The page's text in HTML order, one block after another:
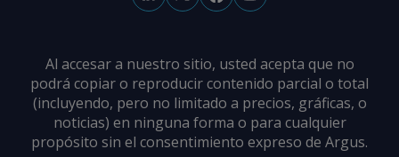
Al accesar a nuestro sitio, usted acepta que no
podrá copiar o reproducir contenido parcial o total
(incluyendo, pero no limitado a precios, gráficas, o
noticias) en ninguna forma o para cualquier
propósito sin el consentimiento expreso de Argus.